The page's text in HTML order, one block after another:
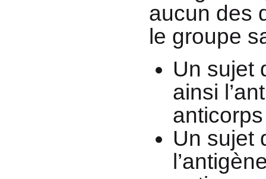
aucun des
le groupe
Un sujet
ainsi
Un sujet